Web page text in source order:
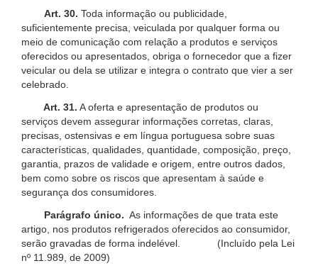
Art. 30. Toda informação ou publicidade,
suficientemente precisa, veiculada por qualquer forma ou
meio de comunicação com relação a produtos e serviços
oferecidos ou apresentados, obriga o fornecedor que a fizer
veicular ou dela se utilizar e integra o contrato que vier a ser
celebrado.
Art. 31. A oferta e apresentação de produtos ou
serviços devem assegurar informações corretas, claras,
precisas, ostensivas e em língua portuguesa sobre suas
características, qualidades, quantidade, composição, preço,
garantia, prazos de validade e origem, entre outros dados,
bem como sobre os riscos que apresentam à saúde e
segurança dos consumidores.
Parágrafo único. As informações de que trata este
artigo, nos produtos refrigerados oferecidos ao consumidor,
serão gravadas de forma indelével. (Incluído pela Lei
nº 11.989, de 2009)